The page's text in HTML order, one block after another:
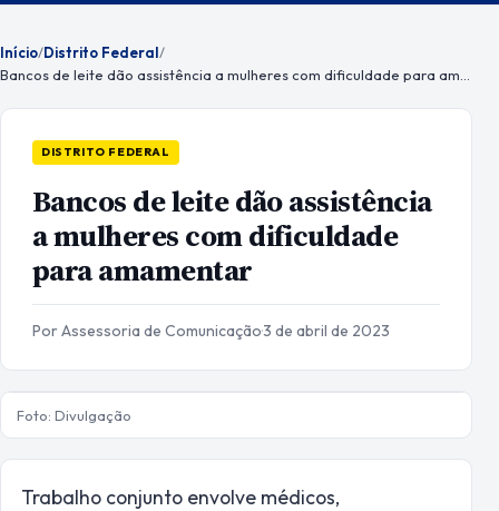
Menu
Início/Distrito Federal/
DISTRITO FEDERAL
Bancos de leite dão assistência
a mulheres com dificuldade
para amamentar
Por Assessoria de Comunicação·3 de abril de 2023
Foto: Divulgação
Trabalho conjunto envolve médicos,